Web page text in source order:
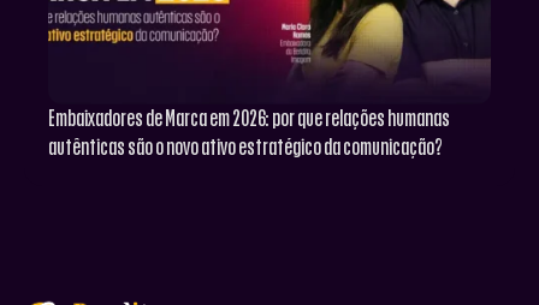
Embaixadores de Marca em 2026: por que relações humanas
autênticas são o novo ativo estratégico da comunicação?